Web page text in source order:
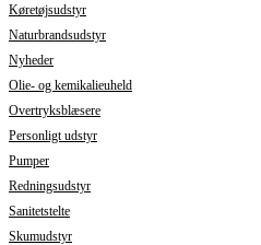
Køretøjsudstyr
Naturbrandsudstyr
Nyheder
Olie- og kemikalieuheld
Overtryksblæsere
Personligt udstyr
Pumper
Redningsudstyr
Sanitetstelte
Skumudstyr